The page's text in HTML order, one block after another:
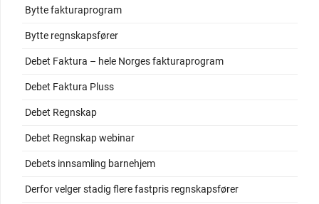
Bytte fakturaprogram
Bytte regnskapsfører
Debet Faktura – hele Norges fakturaprogram
Debet Faktura Pluss
Debet Regnskap
Debet Regnskap webinar
Debets innsamling barnehjem
Derfor velger stadig flere fastpris regnskapsfører